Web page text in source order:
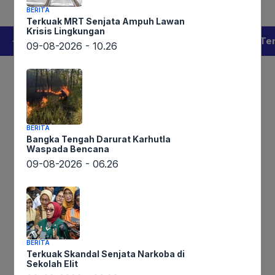
Lintaswarta
Berita Pedoman
Terungkap Penyelundupan Narkoba
Triliunan Rupiah
Harimurti 09-08-2026 – 13.26
BERITA
Terkuak MRT Senjata Ampuh Lawan
Krisis Lingkungan
09-08-2026 - 10.26
BERITA
Bangka Tengah Darurat Karhutla
Waspada Bencana
09-08-2026 - 06.26
BERITA
Terkuak Skandal Senjata Narkoba di
Sekolah Elit